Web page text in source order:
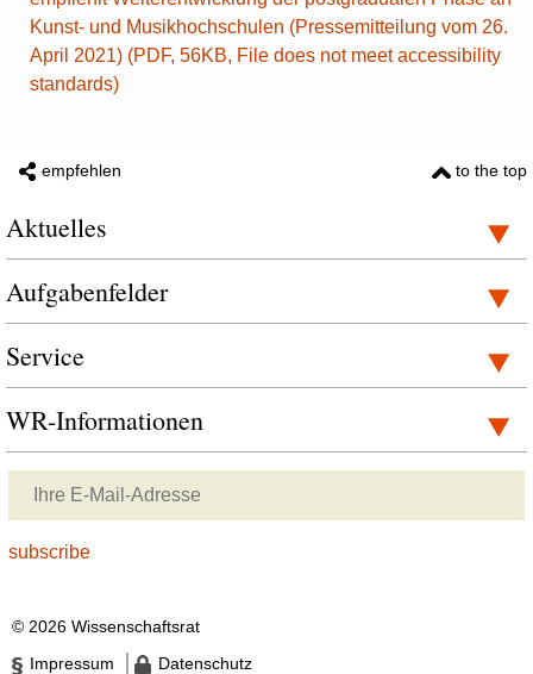
Kunst- und Musikhochschulen (Pressemitteilung vom 26.
April 2021) (PDF, 56KB, File does not meet accessibility
standards)
empfehlen to the top
Aktuelles
Aufgabenfelder
Service
WR-Informationen
© 2026 Wissenschaftsrat
Impressum
Datenschutz